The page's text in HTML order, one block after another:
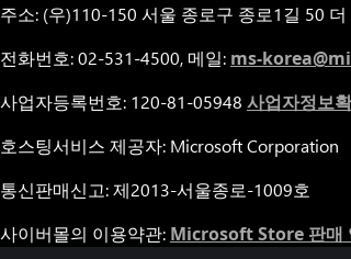
주소: (우)110-150 서울 종로구 종로1길 50
전화번호: 02-531-4500, 메일: ms-
사업자등록번호: 120-81-05948 사업자정보
호스팅서비스 제공자: Microsoft Corporation
통신판매신고: 제2013-서울종로-1009호
사이버몰의 이용약관: Microsoft Store 판매